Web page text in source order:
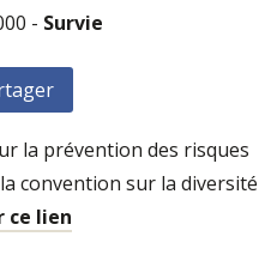
- Survie
la prévention des risques
convention sur la diversité
ce lien